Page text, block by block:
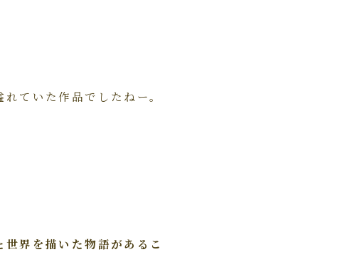
ていた作品でしたねー。
界を描いた物語があるこ